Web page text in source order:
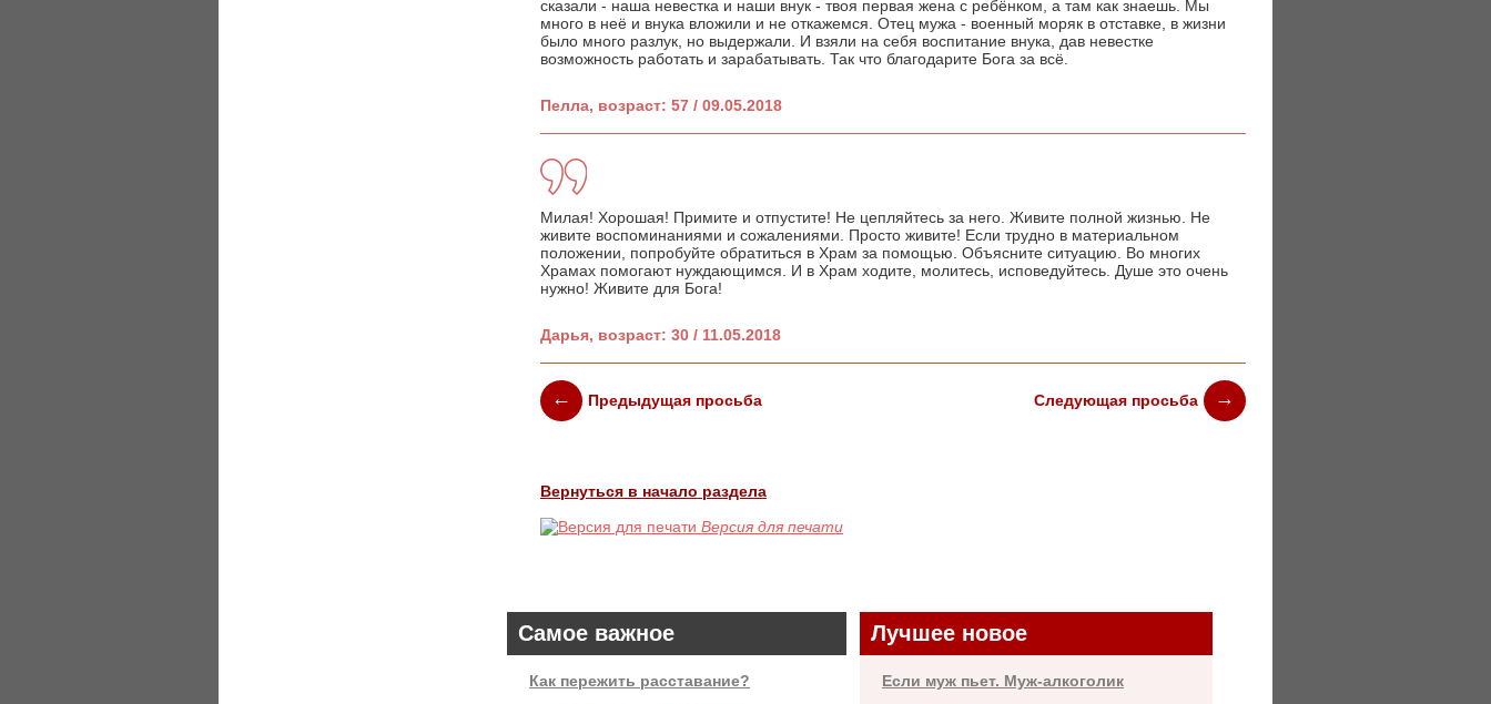
сказали - наша невестка и наши внук - твоя первая жена с ребёнком, а там как знаешь. Мы
много в неё и внука вложили и не откажемся. Отец мужа - военный моряк в отставке, в жизни
было много разлук, но выдержали. И взяли на себя воспитание внука, дав невестке
возможность работать и зарабатывать. Так что благодарите Бога за всё.
Пелла, возраст: 57 / 09.05.2018
Милая! Хорошая! Примите и отпустите! Не цепляйтесь за него. Живите полной жизнью. Не
живите воспоминаниями и сожалениями. Просто живите! Если трудно в материальном
положении, попробуйте обратиться в Храм за помощью. Объясните ситуацию. Во многих
Храмах помогают нуждающимся. И в Храм ходите, молитесь, исповедуйтесь. Душе это очень
нужно! Живите для Бога!
Дарья, возраст: 30 / 11.05.2018
Предыдущая просьба Следующая просьба
Вернуться в начало раздела
Версия для печати
Самое важное
Как пережить расставание?
Лучшее новое
Если муж пьет. Муж-алкоголик